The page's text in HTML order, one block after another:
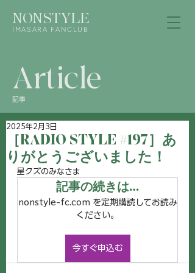
NONSTYLE
IMASARA FANCLUB
Article
記事
［RADIO STYLE #197］あ
りがとうございました！
2025年2月3日
星クズのみなさま
記事の続きは…
nonstyle-fc.com を定期購読してお読み
ください。
今すぐ申込む